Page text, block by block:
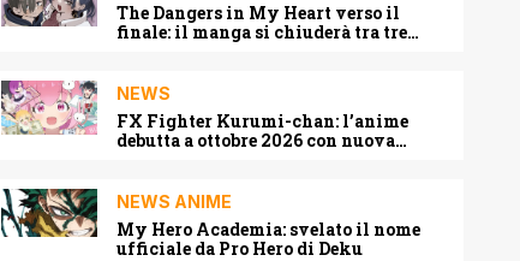
The Dangers in My Heart verso il
finale: il manga si chiuderà tra tre
NEWS
FX Fighter Kurumi-chan: l’anime
debutta a ottobre 2026 con nuova
NEWS ANIME
My Hero Academia: svelato il nome
ufficiale da Pro Hero di Deku